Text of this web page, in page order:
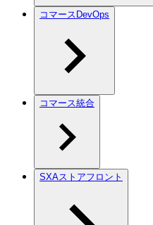
コマースDevOps
コマース統合
SXAストアフロント